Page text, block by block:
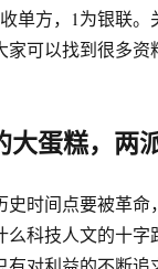
单方，1为银联
可以找到很多资
大蛋糕，两
史时间点要被革命
么科技人文的十字